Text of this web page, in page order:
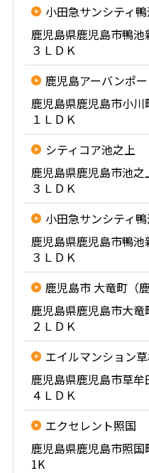
小田急サンシティ
鹿児島県鹿児島市鴨池
３ＬＤＫ
鹿児島アーバンポ
鹿児島県鹿児島市小川
１ＬＤＫ
シティコア池之上
鹿児島県鹿児島市池之
３ＬＤＫ
小田急サンシテ
鹿児島県鹿児島市鴨池
３ＬＤＫ
鹿児島市 大竜町（
鹿児島県鹿児島市大竜
２ＬＤＫ
エイルマンション
鹿児島県鹿児島市草牟
４ＬＤＫ
エクセレント照国
鹿児島県鹿児島市照国
1K